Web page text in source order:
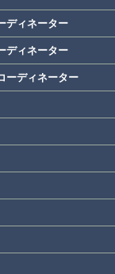
ディネーター
ディネーター
ーディネーター